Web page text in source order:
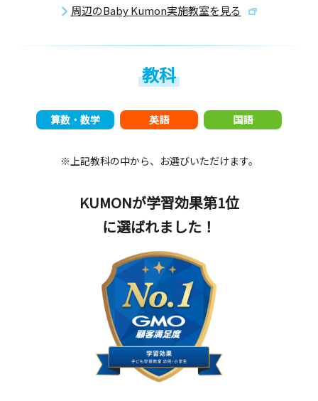
周辺のBaby Kumon実施教室を見る
教科
算数・数学 英語 国語
※上記教科の中から、お選びいただけます。
KUMONが学習効果第1位
に選ばれました！